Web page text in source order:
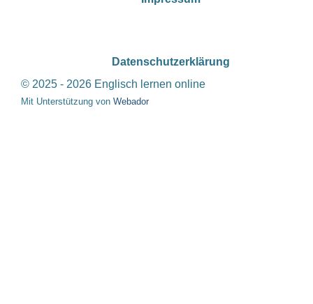
Datenschutzerklärung
© 2025 - 2026 Englisch lernen online
Mit Unterstützung von Webador